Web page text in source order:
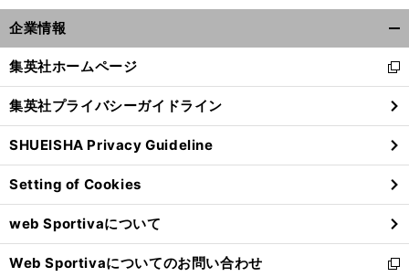
企業情報
閉
る
集英社ホームページ
新
し
い
ウ
ィ
ン
ド
ウ
で
開
く
集英社プライバシーガイドライン
SHUEISHA Privacy Guideline
Setting of Cookies
web Sportivaについて
Web Sportivaについてのお問い合わせ
新